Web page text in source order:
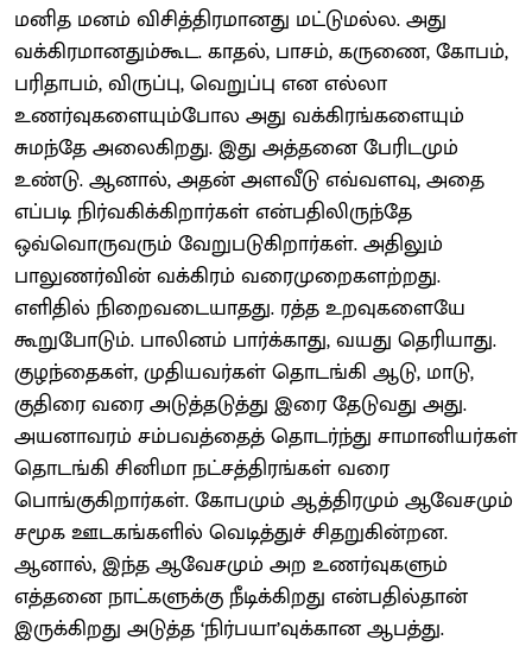
மனித மனம் விசித்திரமானது மட்டுமல்ல. அது
வக்கிரமானதும்கூட. காதல், பாசம், கருணை, கோபம்,
பரிதாபம், விருப்பு, வெறுப்பு என எல்லா
உணர்வுகளையும்போல அது வக்கிரங்களையும்
சுமந்தே அலைகிறது. இது அத்தனை பேரிடமும்
உண்டு. ஆனால், அதன் அளவீடு எவ்வளவு, அதை
எப்படி நிர்வகிக்கிறார்கள் என்பதிலிருந்தே
ஒவ்வொருவரும் வேறுபடுகிறார்கள். அதிலும்
பாலுணர்வின் வக்கிரம் வரைமுறைகளற்றது.
எளிதில் நிறைவடையாதது. ரத்த உறவுகளையே
கூறுபோடும். பாலினம் பார்க்காது, வயது தெரியாது.
குழந்தைகள், முதியவர்கள் தொடங்கி ஆடு, மாடு,
குதிரை வரை அடுத்தடுத்து இரை தேடுவது அது.
அயனாவரம் சம்பவத்தைத் தொடர்ந்து சாமானியர்கள்
தொடங்கி சினிமா நட்சத்திரங்கள் வரை
பொங்குகிறார்கள். கோபமும் ஆத்திரமும் ஆவேசமும்
சமூக ஊடகங்களில் வெடித்துச் சிதறுகின்றன.
ஆனால், இந்த ஆவேசமும் அற உணர்வுகளும்
எத்தனை நாட்களுக்கு நீடிக்கிறது என்பதில்தான்
இருக்கிறது அடுத்த ‘நிர்பயா’வுக்கான ஆபத்து.